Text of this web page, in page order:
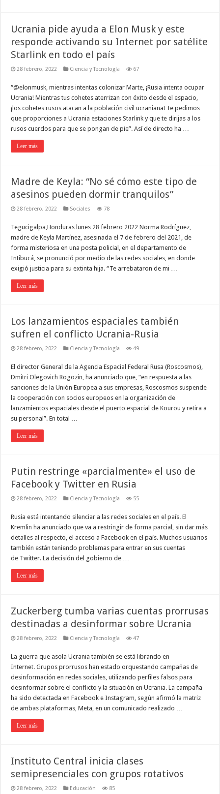
Ucrania pide ayuda a Elon Musk y este
responde activando su Internet por satélite
Starlink en todo el país
28 febrero, 2022 Ciencia y Tecnología 67
“@elonmusk, mientras intentas colonizar Marte, ¡Rusia intenta ocupar
Ucrania! Mientras tus cohetes aterrizan con éxito desde el espacio,
¡los cohetes rusos atacan a la población civil ucraniana! Te pedimos
que proporciones a Ucrania estaciones Starlink y que te dirijas a los
rusos cuerdos para que se pongan de pie”. Así de directo ha …
Leer más
Madre de Keyla: “No sé cómo este tipo de
asesinos pueden dormir tranquilos”
28 febrero, 2022 Sociales 78
Tegucigalpa,Honduras lunes 28 febrero 2022 Norma Rodríguez,
madre de Keyla Martínez, asesinada el 7 de febrero del 2021, de
forma misteriosa en una posta policial, en el departamento de
Intibucá, se pronunció por medio de las redes sociales, en donde
exigió justicia para su extinta hija. “Te arrebataron de mi …
Leer más
Los lanzamientos espaciales también
sufren el conflicto Ucrania-Rusia
28 febrero, 2022 Ciencia y Tecnología 49
El director General de la Agencia Espacial Federal Rusa (Roscosmos),
Dmitri Olegovich Rogozin, ha anunciado que, “en respuesta a las
sanciones de la Unión Europea a sus empresas, Roscosmos suspende
la cooperación con socios europeos en la organización de
lanzamientos espaciales desde el puerto espacial de Kourou y retira a
su personal”. En total …
Leer más
Putin restringe «parcialmente» el uso de
Facebook y Twitter en Rusia
28 febrero, 2022 Ciencia y Tecnología 55
Rusia está intentando silenciar a las redes sociales en el país. El
Kremlin ha anunciado que va a restringir de forma parcial, sin dar más
detalles al respecto, el acceso a Facebook en el país. Muchos usuarios
también están teniendo problemas para entrar en sus cuentas
de Twitter. La decisión del gobierno de …
Leer más
Zuckerberg tumba varias cuentas prorrusas
destinadas a desinformar sobre Ucrania
28 febrero, 2022 Ciencia y Tecnología 47
La guerra que asola Ucrania también se está librando en
Internet. Grupos prorrusos han estado orquestando campañas de
desinformación en redes sociales, utilizando perfiles falsos para
desinformar sobre el conflicto y la situación en Ucrania. La campaña
ha sido detectada en Facebook e Instagram, según afirmó la matriz
de ambas plataformas, Meta, en un comunicado realizado …
Leer más
Instituto Central inicia clases
semipresenciales con grupos rotativos
28 febrero, 2022 Educación 85